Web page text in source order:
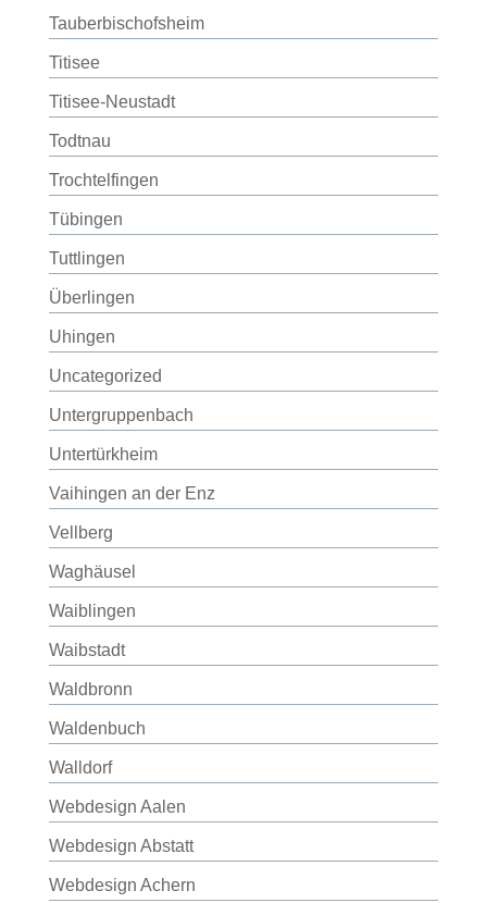
Tauberbischofsheim
Titisee
Titisee-Neustadt
Todtnau
Trochtelfingen
Tübingen
Tuttlingen
Überlingen
Uhingen
Uncategorized
Untergruppenbach
Untertürkheim
Vaihingen an der Enz
Vellberg
Waghäusel
Waiblingen
Waibstadt
Waldbronn
Waldenbuch
Walldorf
Webdesign Aalen
Webdesign Abstatt
Webdesign Achern